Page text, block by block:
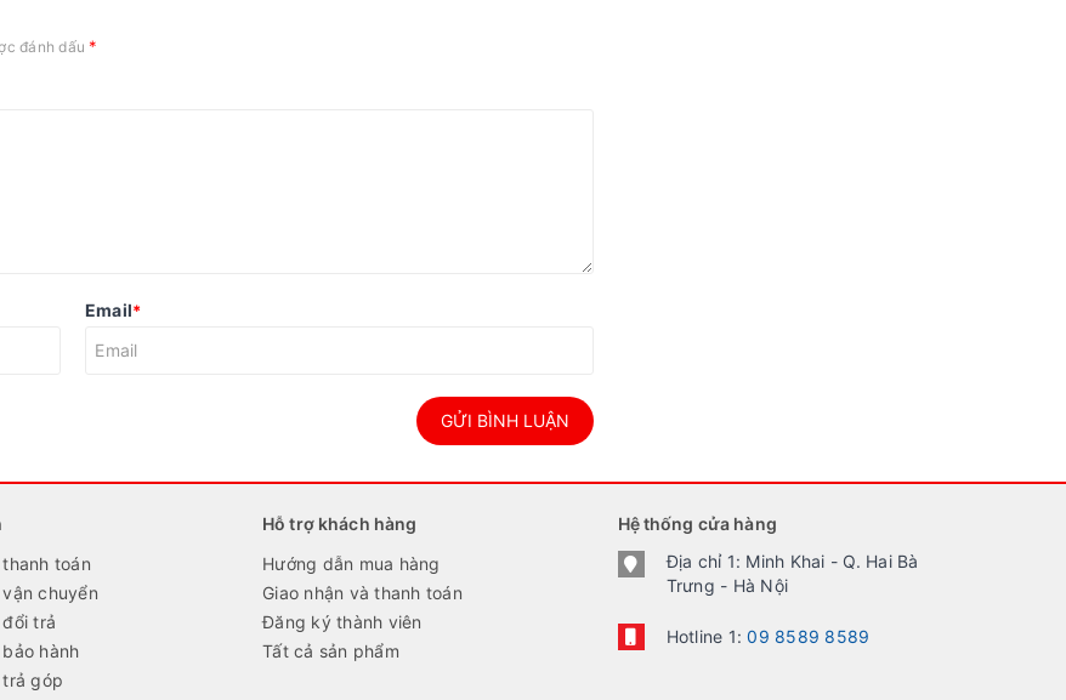
đánh dấu *
Email*
GỬI BÌNH LUẬN
toán
chuyển
đổi trả
hành
trả góp
Hỗ trợ khách hàng
Hướng dẫn mua hàng
Giao nhận và thanh toán
Đăng ký thành viên
Tất cả sản phẩm
Hệ thống cửa hàng
Địa chỉ 1: Minh Khai - Q. Hai Bà
Trưng - Hà Nội
Hotline 1:09 8589 8589